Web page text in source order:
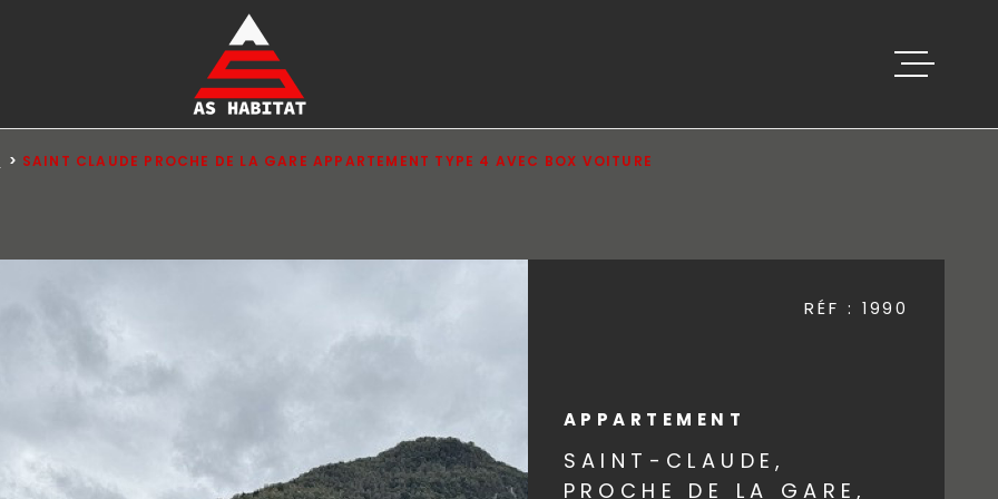
ACCUEIL
SAINT CLAUDE PROCHE DE LA GARE APPARTEMENT TYPE 4 AVEC BOX VOITURE
RÉF : 1990
APPARTEMENT
SAINT-CLAUDE,
PROCHE DE LA GARE,